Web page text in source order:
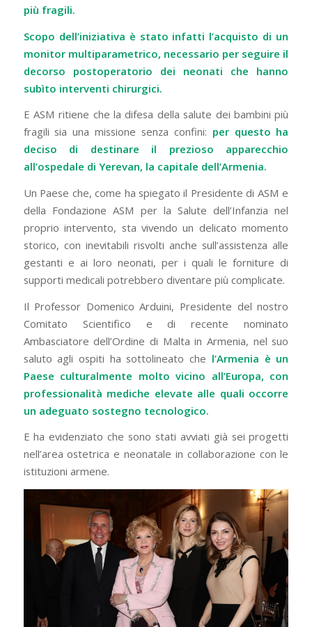
più fragili.
Scopo dell’iniziativa è stato infatti l’acquisto di un
monitor multiparametrico, necessario per seguire il
decorso postoperatorio dei neonati che hanno
subìto interventi chirurgici.
E ASM ritiene che la difesa della salute dei bambini più
fragili sia una missione senza confini: per questo ha
deciso di destinare il prezioso apparecchio
all’ospedale di Yerevan, la capitale dell’Armenia.
Un Paese che, come ha spiegato il Presidente di ASM e
della Fondazione ASM per la Salute dell’Infanzia nel
proprio intervento, sta vivendo un delicato momento
storico, con inevitabili risvolti anche sull’assistenza alle
gestanti e ai loro neonati, per i quali le forniture di
supporti medicali potrebbero diventare più complicate.
Il Professor Domenico Arduini, Presidente del nostro
Comitato Scientifico e di recente nominato
Ambasciatore dell’Ordine di Malta in Armenia, nel suo
saluto agli ospiti ha sottolineato che l’Armenia è un
Paese culturalmente molto vicino all’Europa, con
professionalità mediche elevate alle quali occorre
un adeguato sostegno tecnologico.
E ha evidenziato che sono stati avviati già sei progetti
nell’area ostetrica e neonatale in collaborazione con le
istituzioni armene.